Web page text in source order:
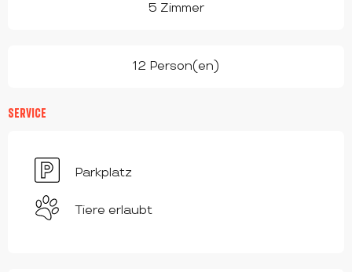
5 Zimmer
12 Person(en)
SERVICE
Parkplatz
Tiere erlaubt